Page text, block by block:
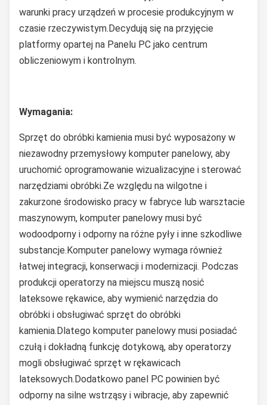
warunki pracy urządzeń w procesie produkcyjnym w
czasie rzeczywistym.Decydują się na przyjęcie
platformy opartej na Panelu PC jako centrum
obliczeniowym i kontrolnym.
Wymagania:
Sprzęt do obróbki kamienia musi być wyposażony w
niezawodny przemysłowy komputer panelowy, aby
uruchomić oprogramowanie wizualizacyjne i sterować
narzędziami obróbki.Ze względu na wilgotne i
zakurzone środowisko pracy w fabryce lub warsztacie
maszynowym, komputer panelowy musi być
wodoodporny i odporny na różne pyły i inne szkodliwe
substancje.Komputer panelowy wymaga również
łatwej integracji, konserwacji i modernizacji. Podczas
produkcji operatorzy na miejscu muszą nosić
lateksowe rękawice, aby wymienić narzędzia do
obróbki i obsługiwać sprzęt do obróbki
kamienia.Dlatego komputer panelowy musi posiadać
czułą i dokładną funkcję dotykową, aby operatorzy
mogli obsługiwać sprzęt w rękawicach
lateksowych.Dodatkowo panel PC powinien być
odporny na silne wstrząsy i wibracje, aby zapewnić